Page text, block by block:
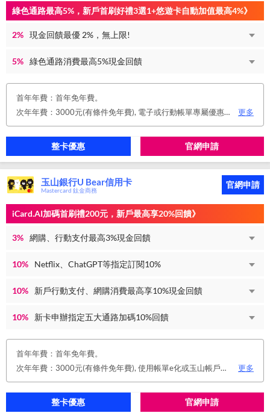
綠色通路最高5%，新戶首刷好禮3選1+悠遊卡自動加值最高4%》
2% 現金回饋最優 2%，無上限!
5% 綠色通路消費最高5%現金回饋
首年年費：首年免年費。
次年年費：3000元(有條件免年費), 電子或行動帳單專屬優惠： 申請信用卡電子或行動對帳單且取消實體帳單，於電子/行動帳單申請期間，正、附卡皆享免年費之優惠。 年度消費減免辦法： 第2年起，以收取年費當年前12個月累計消費滿NT$150,000或不限金額消費12次，即免收次年年費。 年費：正卡NT$3,000、附卡NT$1,500，附卡6張(含)以內免年費。
更多
整卡優惠 官網申請
玉山銀行U Bear信用卡
Mastercard 鈦金商務
官網申請
iCard.AI加碼首刷禮200元，新戶最高享20%回饋》
3% 網購、行動支付最高3%現金回饋
10% Netflix、ChatGPT等指定訂閱10%
10% 新戶行動支付、網購消費最高享10%現金回饋
10% 新卡申辦指定五大通路加碼10%回饋
首年年費：首年免年費。
次年年費：3000元(有條件免年費), 使用帳單e化或玉山帳戶自動扣繳信用卡款或任消費一筆享免年費優惠。
更多
整卡優惠 官網申請